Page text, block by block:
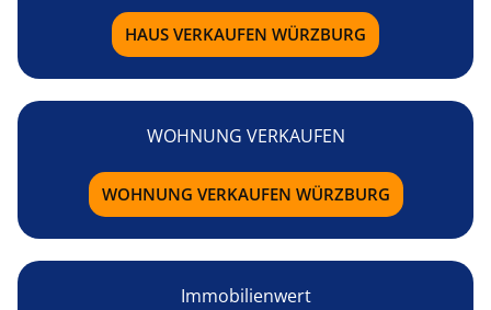
HAUS VERKAUFEN WÜRZBURG
WOHNUNG VERKAUFEN
WOHNUNG VERKAUFEN WÜRZBURG
Immobilienwert